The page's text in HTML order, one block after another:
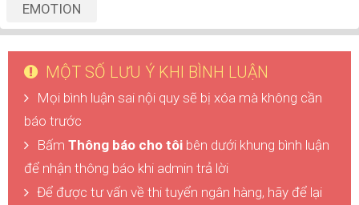
EMOTION
MỘT SỐ LƯU Ý KHI BÌNH LUẬN
Mọi bình luận sai nội quy sẽ bị xóa mà không cần
báo trước
Bấm Thông báo cho tôi bên dưới khung bình luận
để nhận thông báo khi admin trả lời
Để được tư vấn về thi tuyển ngân hàng, hãy để lại